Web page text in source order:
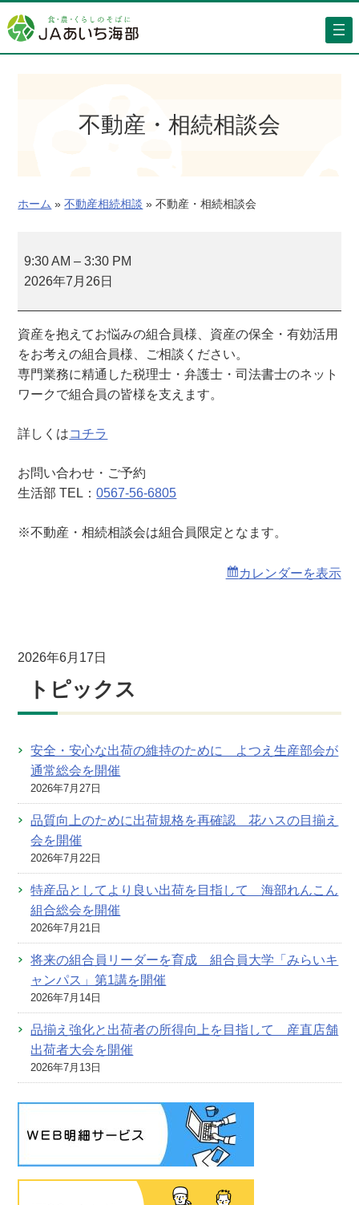
容
を
不動産・相続相談会
ホーム » 不動産相続相談 » 不動産・相続相談会
動
産
続
相
談
会
9:30 AM –3:30 PM
2026年7月26日
資産を抱えてお悩みの組合員様、資産の保全・有効活用
をお考えの組合員様、ご相談ください。
専門業務に精通した税理士・弁護士・司法書士のネット
ワークで組合員の皆様を支えます。
詳しくはコチラ
お問い合わせ・ご予約
生活部 TEL：0567-56-6805
※不動産・相続相談会は組合員限定となます。
カレンダーを表示
2026年6月17日
トピックス
安全・安心な出荷の維持のために よつえ生産部会が
通常総会を開催
2026年7月27日
品質向上のために出荷規格を再確認 花ハスの目揃え
会を開催
2026年7月22日
特産品としてより良い出荷を目指して 海部れんこん
組合総会を開催
2026年7月21日
将来の組合員リーダーを育成 組合員大学「みらいキ
ャンパス」第1講を開催
2026年7月14日
品揃え強化と出荷者の所得向上を目指して 産直店舗
出荷者大会を開催
2026年7月13日